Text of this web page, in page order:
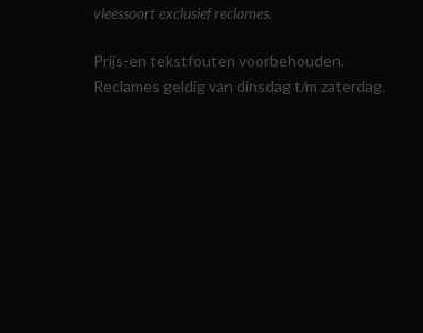
vleessoort exclusief reclames.
Prijs-en tekstfouten voorbehouden.
Reclames geldig van dinsdag t/m zaterdag.